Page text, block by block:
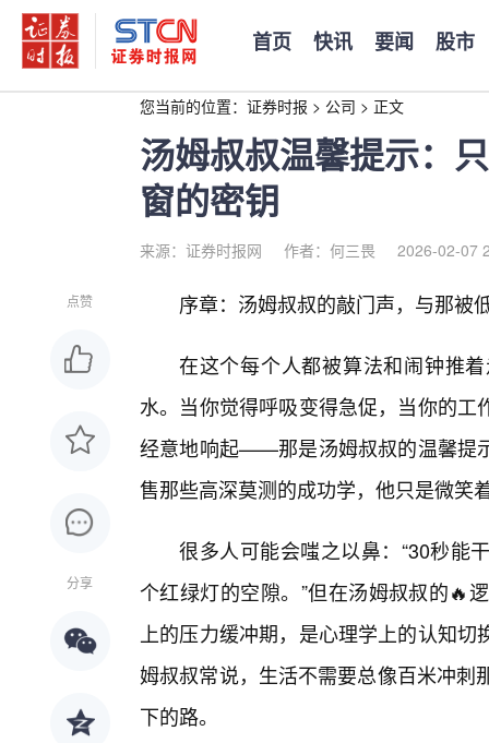
首页 快讯 要闻 股市
您当前的位置： 证券时报 > 公司 > 正文
汤姆叔叔温馨提示：
窗的密钥
来源：证券时报网 作者：何三畏 2026-02-07
点赞
分享
序章：汤姆叔叔的敲门声，与那被
在这个每个人都被算法和闹钟推
水。当你觉得呼吸变得急促，当你的
经意地响起——那是汤姆叔叔的温馨提
售那些高深莫测的成功学，他只是微笑
很多人可能会嗤之以鼻：“30秒能
个红绿灯的空隙。”但在汤姆叔叔的🔥
上的压力缓冲期，是心理学上的认知
姆叔叔常说，生活不需要总像百米冲
下的路。